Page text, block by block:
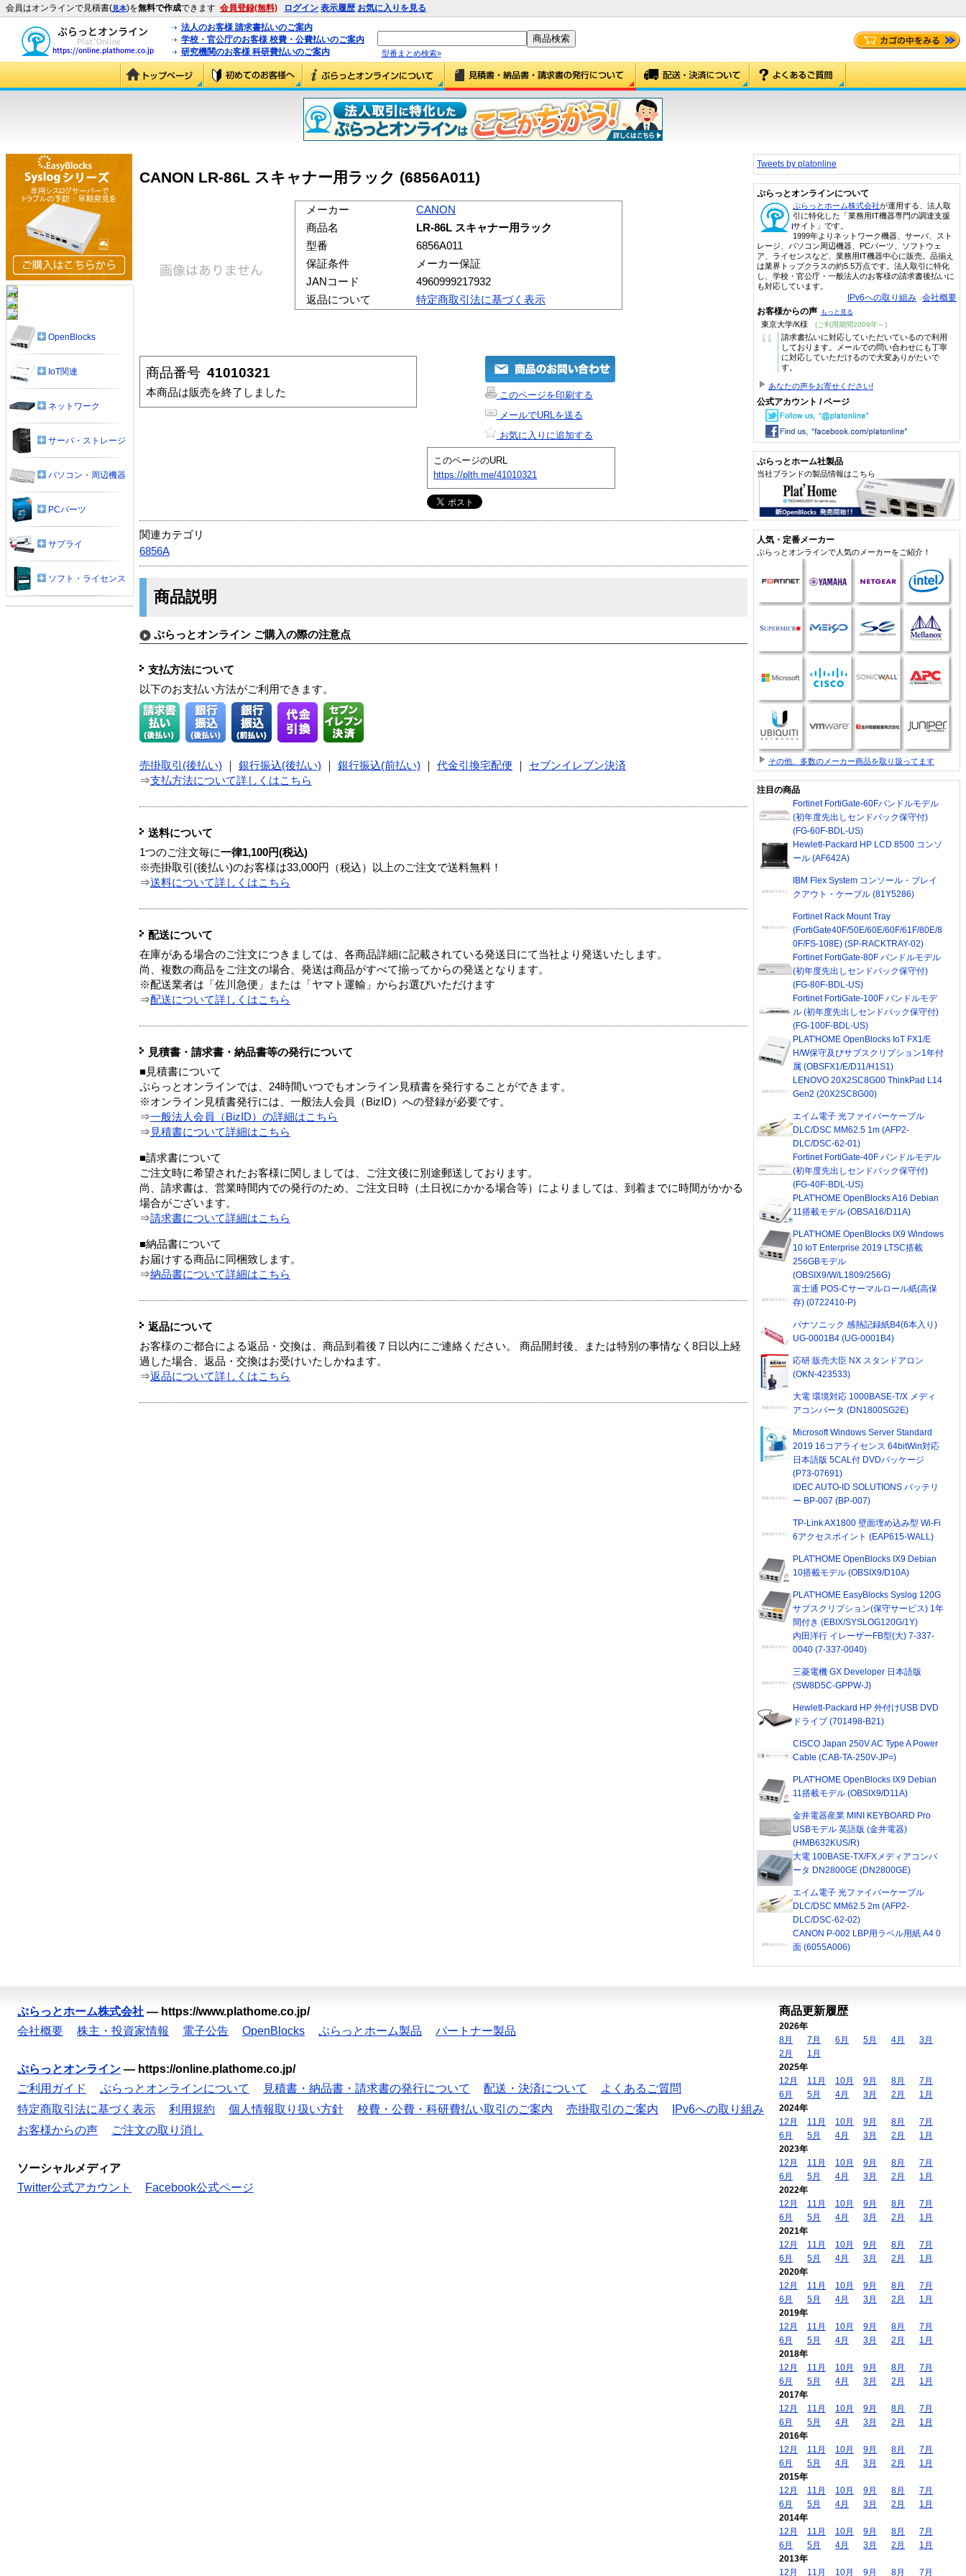
会員はオンラインで見積書(見本)を無料で作成できます 会員登録(無料) ログイン 表示履歴 お気に入りを見る
法人のお客様 請求書払いのご案内
学校・官公庁のお客様 校費・公費払いのご案内
研究機関のお客様 科研費払いのご案内
型番まとめ検索»
CANON LR-86L スキャナー用ラック (6856A011)
メーカー
CANON
商品名
LR-86L スキャナー用ラック
型番
6856A011
保証条件
メーカー保証
JANコード
4960999217932
返品について
特定商取引法に基づく表示
商品番号 41010321
本商品は販売を終了しました
このページを印刷する
メールでURLを送る
お気に入りに追加する
このページのURL
https://plth.me/41010321
関連カテゴリ
6856A
商品説明
ぷらっとオンライン ご購入の際の注意点
支払方法について
以下のお支払い方法がご利用できます。
売掛取引(後払い) 銀行振込(後払い) 銀行振込(前払い) 代金引換宅配便
セブンイレブン決済
⇒支払方法について詳しくはこちら
送料について
1つのご注文毎に一律1,100円(税込)
※売掛取引(後払い)のお客様は33,000円（税込）以上のご注文で送料無料！
⇒送料について詳しくはこちら
配送について
在庫がある場合のご注文につきましては、各商品詳細に記載されている発送日にて当社より発送いたします。
尚、複数の商品をご注文の場合、発送は商品がすべて揃ってからの発送となります。
※配送業者は「佐川急便」または「ヤマト運輸」からお選びいただけます
⇒配送について詳しくはこちら
見積書・請求書・納品書等の発行について
■見積書について
ぷらっとオンラインでは、24時間いつでもオンライン見積書を発行することができます。
※オンライン見積書発行には、一般法人会員（BizID）への登録が必要です。
⇒一般法人会員（BizID）の詳細はこちら
⇒ 見積書について詳細はこちら
■請求書について
ご注文時に希望されたお客様に関しましては、ご注文後に別途郵送しております。
尚、請求書は、営業時間内での発行のため、ご注文日時（土日祝にかかる場合等）によりましては、到着までに時間がかかる
場合がございます。
⇒請求書について詳細はこちら
■納品書について
お届けする商品に同梱致します。
⇒納品書について詳細はこちら
返品について
お客様のご都合による返品・交換は、商品到着後７日以内にご連絡ください。 商品開封後、または特別の事情なく8日以上経
過した場合、返品・交換はお受けいたしかねます。
⇒返品について詳しくはこちら
OpenBlocks
IoT関連
ネットワーク
サーバ・ストレージ
パソコン・周辺機器
PCパーツ
サプライ
ソフト・ライセンス
Tweets by platonline
ぷらっとオンラインについて
ぷらっとホーム株式会社が運用する、法人取
引に特化した「業務用IT機器専門の調達支援
サイト」です。
1999年よりネットワーク機器、サーバ、スト
レージ、パソコン周辺機器、PCパーツ、ソフトウェ
ア、ライセンスなど、業務用IT機器中心に販売。品揃え
は業界トップクラスの約5.5万点です。法人取引に特化
し、学校・官公庁・一般法人のお客様の請求書後払いに
も対応しています。
IPv6への取り組み 会社概要
お客様からの声 もっと見る
東京大学/K様 (ご利用期間2009年～)
“
請求書払いに対応していただいているので利用
しております。メールでの問い合わせにも丁寧
に対応していただけるので大変ありがたいで
す。
あなたの声をお寄せください!
公式アカウント / ページ
ぷらっとホーム社製品
当社ブランドの製品情報はこちら
人気・定番メーカー
ぷらっとオンラインで人気のメーカーをご紹介！
その他、多数のメーカー商品を取り扱ってます
注目の商品
Fortinet FortiGate-60Fバンドルモデル
(初年度先出しセンドバック保守付)
(FG-60F-BDL-US)
Hewlett-Packard HP LCD 8500 コンソ
ール (AF642A)
IBM Flex System コンソール・ブレイ
クアウト・ケーブル (81Y5286)
Fortinet Rack Mount Tray
(FortiGate40F/50E/60E/60F/61F/80E/8
0F/FS-108E) (SP-RACKTRAY-02)
Fortinet FortiGate-80F バンドルモデル
(初年度先出しセンドバック保守付)
(FG-80F-BDL-US)
Fortinet FortiGate-100F バンドルモデ
ル (初年度先出しセンドバック保守付)
(FG-100F-BDL-US)
PLAT'HOME OpenBlocks IoT FX1/E
H/W保守及びサブスクリプション1年付
属 (OBSFX1/E/D11/H1S1)
LENOVO 20X2SC8G00 ThinkPad L14
Gen2 (20X2SC8G00)
エイム電子 光ファイバーケーブル
DLC/DSC MM62.5 1m (AFP2-
DLC/DSC-62-01)
Fortinet FortiGate-40F バンドルモデル
(初年度先出しセンドバック保守付)
(FG-40F-BDL-US)
PLAT'HOME OpenBlocks A16 Debian
11搭載モデル (OBSA16/D11A)
PLAT'HOME OpenBlocks IX9 Windows
10 IoT Enterprise 2019 LTSC搭載
256GBモデル
(OBSIX9/W/L1809/256G)
富士通 POS-Cサーマルロール紙(高保
存) (0722410-P)
パナソニック 感熱記録紙B4(6本入り)
UG-0001B4 (UG-0001B4)
応研 販売大臣 NX スタンドアロン
(OKN-423533)
大電 環境対応 1000BASE-T/X メディ
アコンバータ (DN1800SG2E)
Microsoft Windows Server Standard
2019 16コアライセンス 64bitWin対応
日本語版 5CAL付 DVDパッケージ
(P73-07691)
IDEC AUTO-ID SOLUTIONS バッテリ
ー BP-007 (BP-007)
TP-Link AX1800 壁面埋め込み型 Wi-Fi
6アクセスポイント (EAP615-WALL)
PLAT'HOME OpenBlocks IX9 Debian
10搭載モデル (OBSIX9/D10A)
PLAT'HOME EasyBlocks Syslog 120G
サブスクリプション(保守サービス) 1年
間付き (EBIX/SYSLOG120G/1Y)
内田洋行 イレーザーFB型(大) 7-337-
0040 (7-337-0040)
三菱電機 GX Developer 日本語版
(SW8D5C-GPPW-J)
Hewlett-Packard HP 外付けUSB DVD
ドライブ (701498-B21)
CISCO Japan 250V AC Type A Power
Cable (CAB-TA-250V-JP=)
PLAT'HOME OpenBlocks IX9 Debian
11搭載モデル (OBSIX9/D11A)
金井電器産業 MINI KEYBOARD Pro
USBモデル 英語版 (金井電器)
(HMB632KUS/R)
大電 100BASE-TX/FXメディアコンバ
ータ DN2800GE (DN2800GE)
エイム電子 光ファイバーケーブル
DLC/DSC MM62.5 2m (AFP2-
DLC/DSC-62-02)
CANON P-002 LBP用ラベル用紙 A4 0
面 (6055A006)
ぷらっとホーム株式会社 — https://www.plathome.co.jp/
会社概要
株主・投資家情報 電子公告 OpenBlocks ぷらっとホーム製品 パートナー製品
ぷらっとオンライン — https://online.plathome.co.jp/
ご利用ガイド
ぷらっとオンラインについて 見積書・納品書・請求書の発行について 配送・決済について
よくあるご質問
特定商取引法に基づく表示
利用規約 個人情報取り扱い方針 校費・公費・科研費払い取引のご案内 売掛取引のご案内
IPv6への取り組み
お客様からの声
ご注文の取り消し
ソーシャルメディア
Twitter公式アカウント
Facebook公式ページ
商品更新履歴
2026年
8月
7月 6月 5月 4月
3月
2月
1月
2025年
12月
11月 10月 9月 8月
7月
6月
5月 4月 3月 2月
1月
2024年
12月
11月 10月 9月 8月
7月
6月
5月 4月 3月 2月
1月
2023年
12月
11月 10月 9月 8月
7月
6月
5月 4月 3月 2月
1月
2022年
12月
11月 10月 9月 8月
7月
6月
5月 4月 3月 2月
1月
2021年
12月
11月 10月 9月 8月
7月
6月
5月 4月 3月 2月
1月
2020年
12月
11月 10月 9月 8月
7月
6月
5月 4月 3月 2月
1月
2019年
12月
11月 10月 9月 8月
7月
6月
5月 4月 3月 2月
1月
2018年
12月
11月 10月 9月 8月
7月
6月
5月 4月 3月 2月
1月
2017年
12月
11月 10月 9月 8月
7月
6月
5月 4月 3月 2月
1月
2016年
12月
11月 10月 9月 8月
7月
6月
5月 4月 3月 2月
1月
2015年
12月
11月 10月 9月 8月
7月
6月
5月 4月 3月 2月
1月
2014年
12月
11月 10月 9月 8月
7月
6月
5月 4月 3月 2月
1月
2013年
12月
11月 10月 9月 8月 7月